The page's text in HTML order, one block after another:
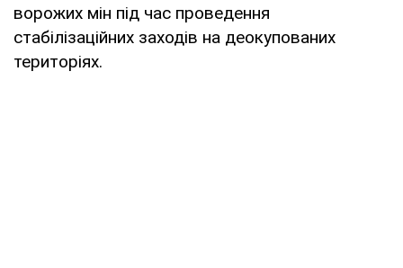
ворожих мін під час проведення
стабілізаційних заходів на деокупованих
територіях.